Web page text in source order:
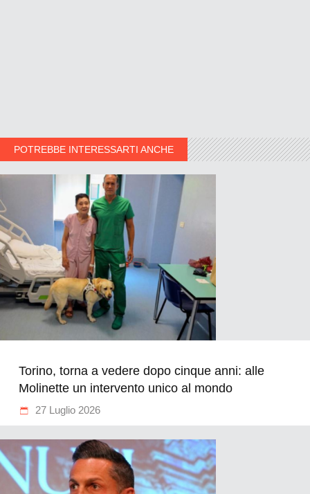
POTREBBE INTERESSARTI ANCHE
Torino, torna a vedere dopo cinque anni: alle
Molinette un intervento unico al mondo
27 Luglio 2026